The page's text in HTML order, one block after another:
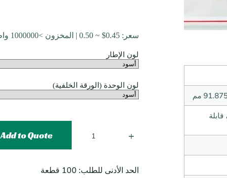
× 2.8 مم، قابلة
سعر: $0.45 ~ 0.50 | المخزون >1000000 واط
لون الإطار
لون الوحدة (الورقة الخلفية)
Add to Quote
الحد الأدنى للطلب: 100 قطعة